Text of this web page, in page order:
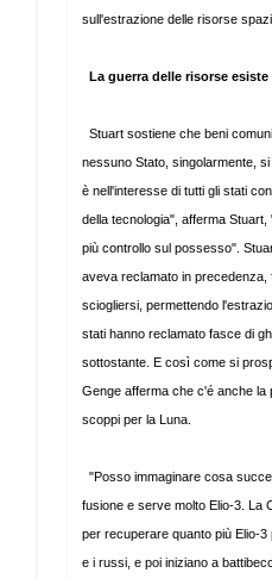
sull'estrazione delle risorse
La guerra delle risorse
Stuart sostiene che beni
nessuno Stato, singolarmente,
è nell'interesse di tutti gli stati
della tecnologia", afferma
più controllo sul possesso".
aveva reclamato in precedenza,
sciogliersi, permettendo
stati hanno reclamato fasce di
sottostante. E così come si
Genge afferma che c'é anche la
scoppi per la Luna.
"Posso immaginare cosa
fusione e serve molto Elio-3. La
per recuperare quanto più Elio-
e i russi, e poi iniziano a